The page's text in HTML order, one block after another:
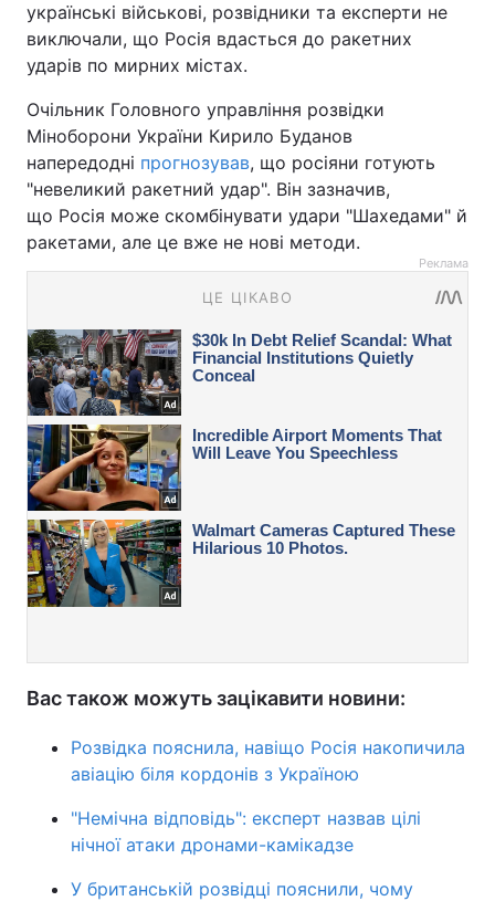
українські військові, розвідники та експерти не
виключали, що Росія вдасться до ракетних
ударів по мирних містах.
Очільник Головного управління розвідки
Міноборони України Кирило Буданов
напередодні прогнозував, що росіяни готують
"невеликий ракетний удар". Він зазначив,
що Росія може скомбінувати удари "Шахедами" й
ракетами, але це вже не нові методи.
Реклама
Вас також можуть зацікавити новини:
Розвідка пояснила, навіщо Росія накопичила
авіацію біля кордонів з Україною
"Немічна відповідь": експерт назвав цілі
нічної атаки дронами-камікадзе
У британській розвідці пояснили, чому